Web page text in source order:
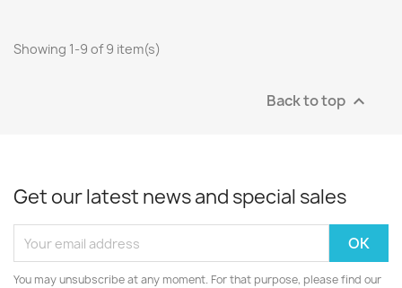
Showing 1-9 of 9 item(s)
Back to top 
Get our latest news and special sales
You may unsubscribe at any moment. For that purpose, please find our